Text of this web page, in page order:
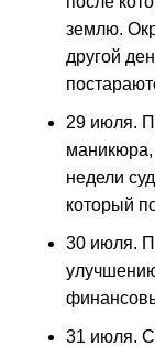
землю.
другой
29 июля.
недели
который
30 июля.
31 июля.